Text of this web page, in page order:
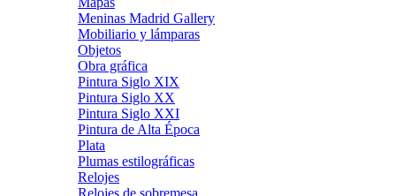
Meninas Madrid Gallery
Mobiliario y lámparas
Objetos
Obra gráfica
Pintura Siglo XIX
Pintura Siglo XX
Pintura Siglo XXI
Pintura de Alta Época
Plata
Plumas estilográficas
Relojes
Relojes de sobremesa